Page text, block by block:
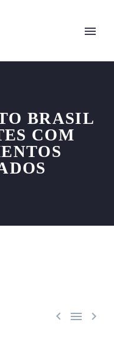
BRASIL
COM
  